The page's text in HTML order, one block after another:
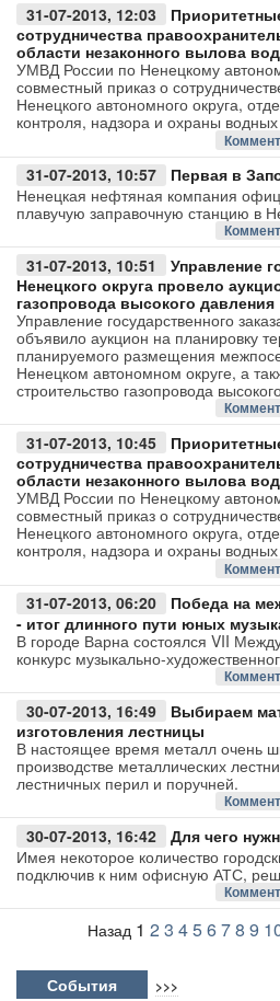
Спорт
Контакты
31-07-2013, 12:03
сотрудничества
области незаконного вылова
УМВД России по Ненецкому
совместный приказ о
Ненецкого автономного округа,
контроля, надзора и охраны
31-07-2013, 10:57
Первая в
Ненецкая нефтяная компания
плавучую заправочную станцию в
31-07-2013, 10:51
Управление
Ненецкого округа провело
газопровода высокого давления
Управление государственного
объявило аукцион на планировку
планируемого размещения
Ненецком автономном округе, а
строительство газопровода
31-07-2013, 10:45
сотрудничества
области незаконного вылова
УМВД России по Ненецкому
совместный приказ о
Ненецкого автономного округа,
контроля, надзора и охраны
31-07-2013, 06:20
Победа на
- итог длинного пути юных
В городе Варна состоялся VII
конкурс музыкально-
30-07-2013, 16:49
Выбираем
изготовления лестницы
В настоящее время металл очень
производстве металлических
лестничных перил и поручней.
30-07-2013, 16:42
Для чего
Имея некоторое количество
подключив к ним офисную АТС,
Назад 1 2 3 45678 9
События >>>